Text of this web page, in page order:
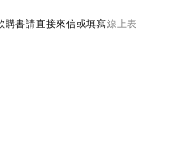
購書請直接來信或填寫線上表